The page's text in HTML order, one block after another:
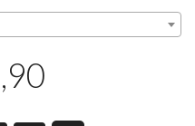
,90